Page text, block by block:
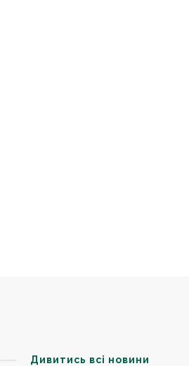
Дивитись всі новини